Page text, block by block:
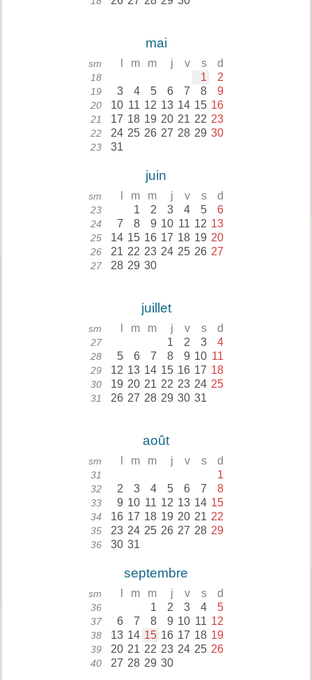
mai
sm m m j v s d
18 1 2
19 3 4 5 6 7 8 9
20 10 11 12 13 14 15 16
21 17 18 19 20 21 22 23
22 24 25 26 27 28 29 30
23 31
juin
sm m m j v s d
23 1 2 3 4 5 6
24 7 8 9 10 11 12 13
25 14 15 16 17 18 19 20
26 21 22 23 24 25 26 27
27 28 29 30
juillet
sm m m j v s d
27 1 2 3 4
28 5 6 7 8 9 10 11
29 12 13 14 15 16 17 18
30 19 20 21 22 23 24 25
31 26 27 28 29 30 31
août
sm m m j v s d
31 1
32 2 3 4 5 6 7 8
33 9 10 11 12 13 14 15
34 16 17 18 19 20 21 22
35 23 24 25 26 27 28 29
36 30 31
septembre
sm m m j v s d
36 1 2 3 4 5
37 6 7 8 9 10 11 12
38 13 14 15 16 17 18 19
39 20 21 22 23 24 25 26
40 27 28 29 30